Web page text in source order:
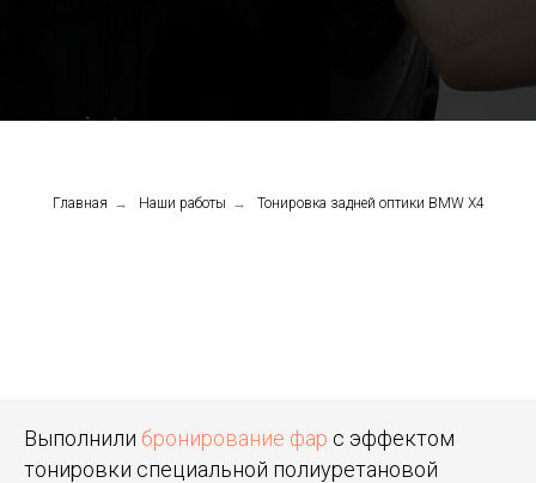
Главная → Наши работы → Тонировка задней оптики BMW X4
Выполнили бронирование фар с эффектом
тонировки специальной полиуретановой